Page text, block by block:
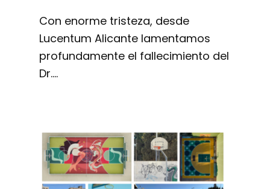
Con enorme tristeza, desde
Lucentum Alicante lamentamos
profundamente el fallecimiento del
Dr.…